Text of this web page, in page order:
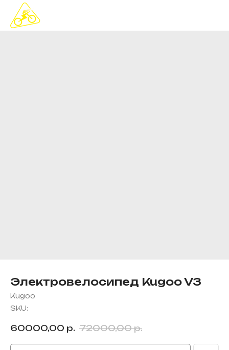
Электровелосипед Kugoo V3
Kugoo
SKU:
60000,00 р. 72000,00 р.